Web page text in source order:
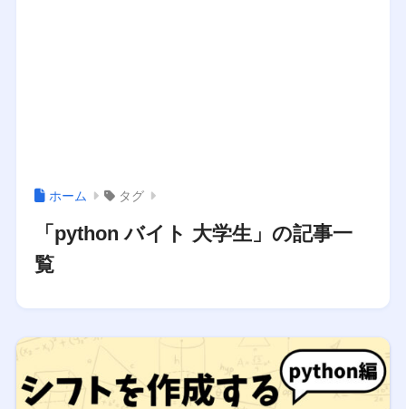
ホーム タグ
「python バイト 大学生」の記事一
覧